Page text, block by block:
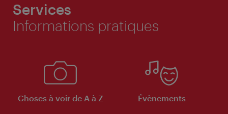
Services
Informations pratiques
Choses à voir de A à Z Évènements